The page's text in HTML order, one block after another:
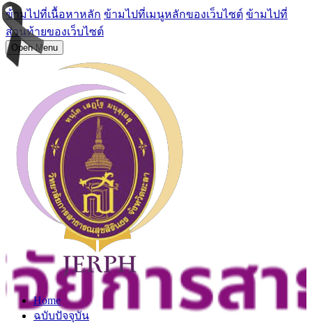
ข้ามไปที่เนื้อหาหลัก ข้ามไปที่เมนูหลักของเว็บไซต์ ข้ามไปที่
ส่วนท้ายของเว็บไซต์
Open Menu
Home
ฉบับปัจจุบัน